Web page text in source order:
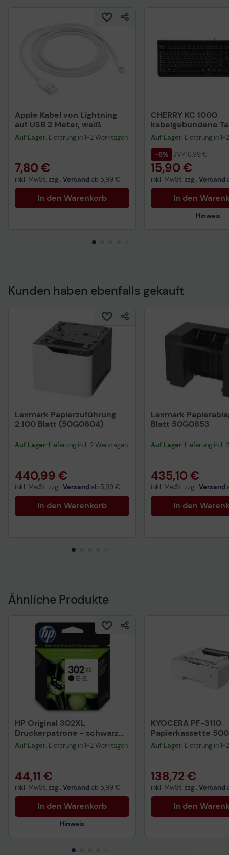
Apple Kabel von Lightning
auf USB 2 Meter, weiß
Auf Lager: Lieferung in 1-2 Werktagen
7,80 €
inkl. MwSt. zzgl. Versand ab 5,99 €
In den Warenkorb
CHERRY KC 1000
kabelgebundene
QWERTZ DE -
Auf Lager: Lieferung in
-6% UVP16,99 €
15,90 €
inkl. MwSt. zzgl. Versand
In den
Hinweis
Technisches
Kunden haben ebenfalls gekauft
Lexmark Papierzuführung
2.100 Blatt (50G0804)
Auf Lager: Lieferung in 1-2 Werktagen
440,99 €
inkl. MwSt. zzgl. Versand ab 5,99 €
In den Warenkorb
Lexmark
Blatt 50G0853
Auf Lager: Lieferung in
435,10 €
inkl. MwSt. zzgl. Versand
In den
Ähnliche Produkte
HP Original 302XL
Druckerpatrone - schwarz
(F6U68AE)
Auf Lager: Lieferung in 1-2 Werktagen
44,11 €
inkl. MwSt. zzgl. Versand ab 5,99 €
In den Warenkorb
Hinweis
KYOCERA PF-3110
Papierkassette
(1203SA0KL1)
M31xx / M36xx /
Auf Lager: Lieferung in
138,72 €
inkl. MwSt. zzgl. Versand
In den